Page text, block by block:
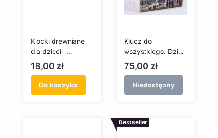
Klocki drewniane
dla dzieci -
zwierzątka
Cena
18,00 zł
Do koszyka
Klucz do
wszystkiego. Dzieje
napoleońskiej
twierdzy Gdańsk
1807-1814
Cena
75,00 zł
Niedostępny
Bestseller